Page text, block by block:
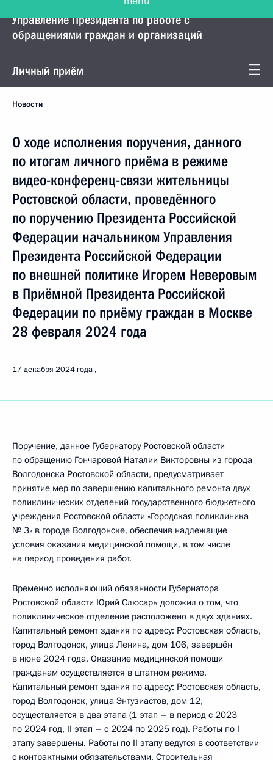
Управление Президента по работе с
обращениями граждан и организаций
Личный приём
Новости
О ходе исполнения поручения, данного
по итогам личного приёма в режиме
видео-конференц-связи жительницы
Ростовской области, проведённого
по поручению Президента Российской
Федерации начальником Управления
Президента Российской Федерации
по внешней политике Игорем Неверовым
в Приёмной Президента Российской
Федерации по приёму граждан в Москве
28 февраля 2024 года
17 декабря 2024 года
Поручение, данное Губернатору Ростовской области
по обращению Гончаровой Наталии Викторовны из города
Волгодонска Ростовской области, предусматривает
принятие мер по завершению капитального ремонта двух
поликлинических отделений государственного бюджетного
учреждения Ростовской области «Городская поликлиника
№ 3» в городе Волгодонске, обеспечив надлежащие
условия оказания медицинской помощи, в том числе
на период проведения работ.
Временно исполняющий обязанности Губернатора
Ростовской области Юрий Слюсарь доложил о том, что
поликлиническое отделение расположено в двух зданиях.
Капитальный ремонт здания по адресу: Ростовская область,
город Волгодонск, улица Ленина, дом 106, завершён
в июне 2024 года. Оказание медицинской помощи
гражданам осуществляется в штатном режиме.
Капитальный ремонт здания по адресу: Ростовская область,
город Волгодонск, улица Энтузиастов, дом 12,
осуществляется в два этапа (1 этап – в период с 2023
по 2024 год, II этап – с 2024 по 2025 год). Работы по I
этапу завершены. Работы по II этапу ведутся в соответствии
с контрактными обязательствами. Строительная